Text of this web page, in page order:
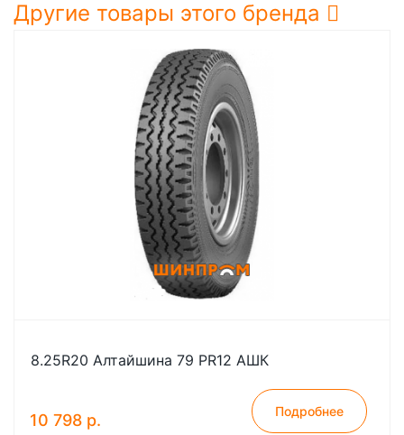
Другие товары этого бренда
8.25R20 Алтайшина 79 PR12 АШК
10 798 р. Подробнее